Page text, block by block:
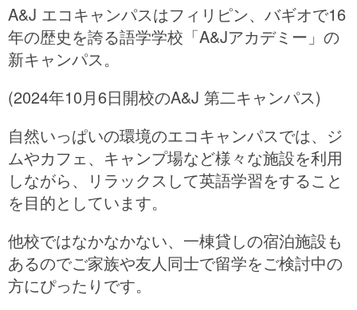
A&J エコキャンパスはフィリピン、バギオで16
年の歴史を誇る語学学校「A&Jアカデミー」の
新キャンパス。
(2024年10月6日開校のA&J 第二キャンパス)
自然いっぱいの環境のエコキャンパスでは、ジ
ムやカフェ、キャンプ場など様々な施設を利用
しながら、リラックスして英語学習をすること
を目的としています。
他校ではなかなかない、一棟貸しの宿泊施設も
あるのでご家族や友人同士で留学をご検討中の
方にぴったりです。